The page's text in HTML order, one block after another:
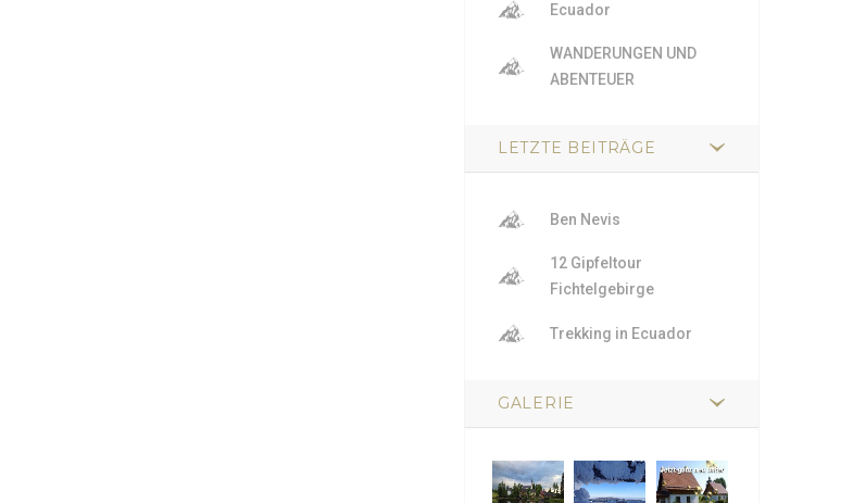
Ecuador
WANDERUNGEN UND
ABENTEUER
LETZTE BEITRÄGE
Ben Nevis
12 Gipfeltour
Fichtelgebirge
Trekking in Ecuador
GALERIE